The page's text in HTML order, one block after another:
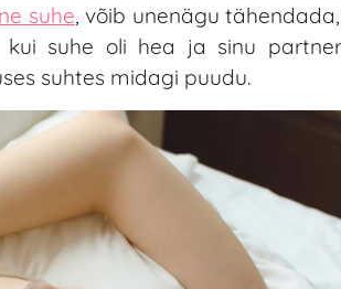
suhe, võib unenägu
suhe oli hea ja sinu
suhtes midagi puudu.